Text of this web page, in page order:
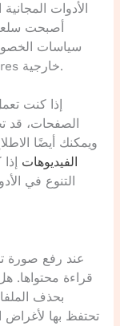
الأدوات
أصبحت
سياسات
معلومات شخصية أو حساسة إلى servidores خارجية.
إذا كنت
الصفحات، قد
ويمكنك أيضًا
الفيديوهات
التنوع في
عند رفع صورة
قراءة محتواها.
بحذف
تحتفظ بها